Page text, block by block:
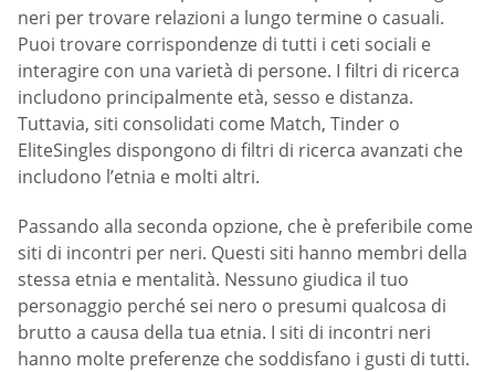
neri per trovare relazioni a lungo termine o casuali.
Puoi trovare corrispondenze di tutti i ceti sociali e
interagire con una varietà di persone. I filtri di ricerca
includono principalmente età, sesso e distanza.
Tuttavia, siti consolidati come Match, Tinder o
EliteSingles dispongono di filtri di ricerca avanzati che
includono l’etnia e molti altri.
Passando alla seconda opzione, che è preferibile come
siti di incontri per neri. Questi siti hanno membri della
stessa etnia e mentalità. Nessuno giudica il tuo
personaggio perché sei nero o presumi qualcosa di
brutto a causa della tua etnia. I siti di incontri neri
hanno molte preferenze che soddisfano i gusti di tutti.